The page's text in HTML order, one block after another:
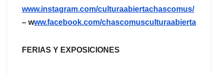
www.instagram.com/culturaabiertachascomus/
– www.facebook.com/chascomusculturaabierta
FERIAS Y EXPOSICIONES